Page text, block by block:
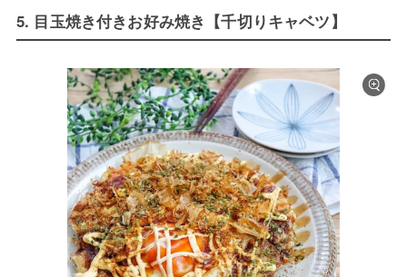
5. 目玉焼き付きお好み焼き【千切りキャベツ】